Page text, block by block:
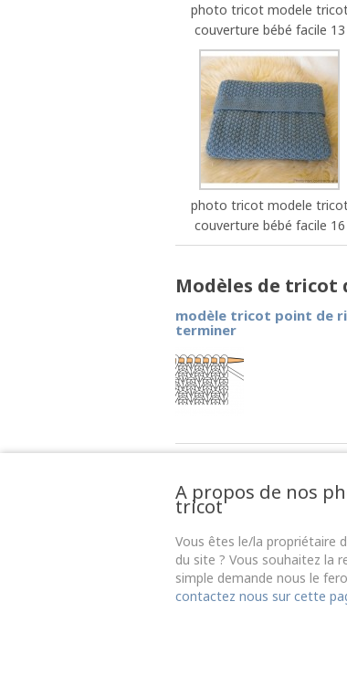
photo tricot modele
couverture bébé facile 13
photo tricot modele
couverture bébé facile 16
Modèles de tricot
modèle tricot point de
terminer
A propos de nos
tricot
Vous êtes le/la propriétaire
du site ? Vous souhaitez la
simple demande nous le
contactez nous sur cette